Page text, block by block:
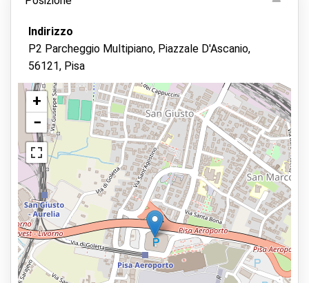
Indirizzo
P2 Parcheggio Multipiano, Piazzale D'Ascanio,
56121, Pisa
+
−